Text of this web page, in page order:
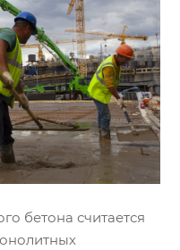
бетона считается